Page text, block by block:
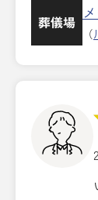
葬儀場
（